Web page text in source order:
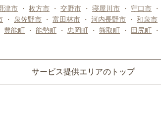
津市 ・ 枚方市 ・ 交野市 ・ 寝屋川市 ・ 守口市 ・
・ 泉佐野市 ・ 富田林市 ・ 河内長野市 ・ 和泉市
豊能町 ・ 能勢町 ・ 忠岡町 ・ 熊取町 ・ 田尻町 ・
サービス提供エリアのトップ